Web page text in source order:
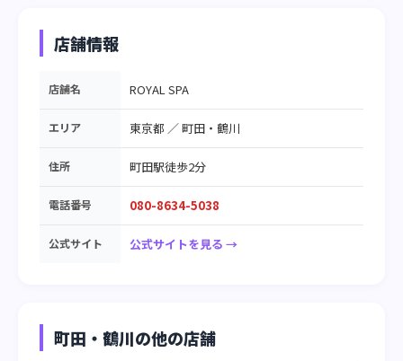
店舗情報
店舗名 ROYAL SPA
エリア 東京都 ／町田・鶴川
住所 町田駅徒歩2分
電話番号 080-8634-5038
公式サイト 公式サイトを見る →
町田・鶴川の他の店舗